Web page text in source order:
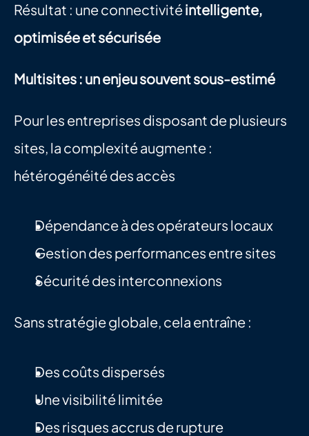
Résultat : une connectivité intelligente,
optimisée et sécurisée
Multisites : un enjeu souvent sous-estimé
Pour les entreprises disposant de plusieurs
sites, la complexité augmente :
hétérogénéité des accès
Dépendance à des opérateurs locaux
Gestion des performances entre sites
Sécurité des interconnexions
Sans stratégie globale, cela entraîne :
Des coûts dispersés
Une visibilité limitée
Des risques accrus de rupture